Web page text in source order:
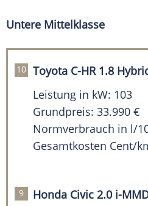
Untere Mittelklasse
Toyota C-HR 1.8
Leistung in kW: 103
Grundpreis: 33.990 €
Normverbrauch in l/
Gesamtkosten Cent/
Honda Civic 2.0 i-